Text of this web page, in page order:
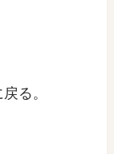
る。